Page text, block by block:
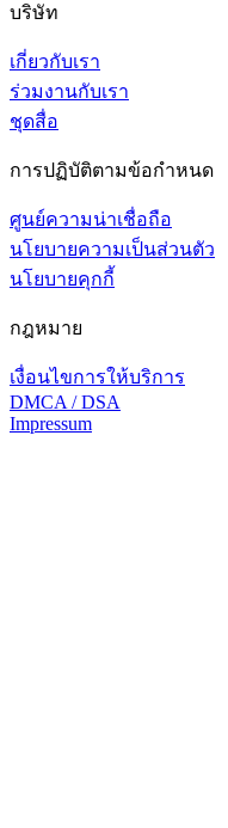
บริษัท
เกี่ยวกับเรา
ร่วมงานกับเรา
ชุดสื่อ
การปฏิบัติตามข้อกำหนด
ศูนย์ความน่าเชื่อถือ
นโยบายความเป็นส่วนตัว
นโยบายคุกกี้
กฎหมาย
เงื่อนไขการให้บริการ
DMCA / DSA
Impressum